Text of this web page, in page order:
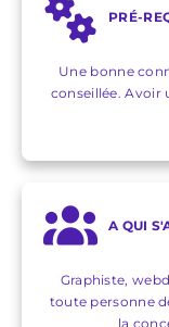
PRÉ-
Une bonne
conseillée. Avoir
A QUI
Graphiste,
toute personne
la